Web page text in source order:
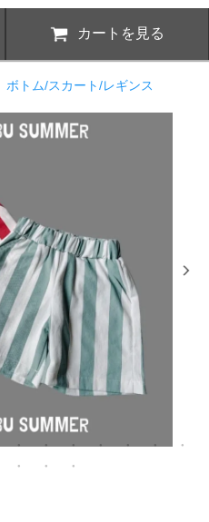
カートを見る
ボトム/スカート/レギンス